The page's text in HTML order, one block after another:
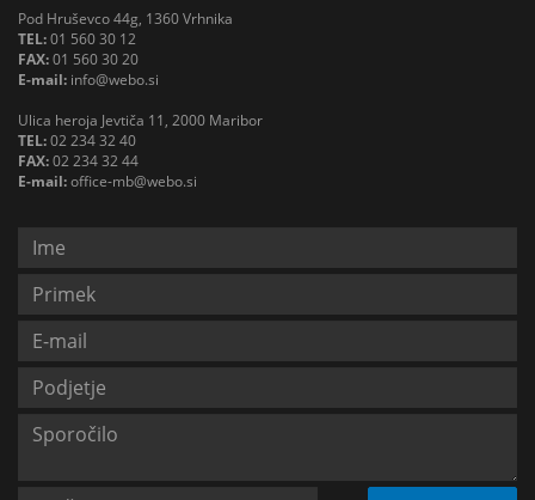
Pod Hruševco 44g, 1360 Vrhnika
TEL:01 560 30 12
FAX:01 560 30 20
E-mail: info@webo.si
Ulica heroja Jevtiča 11, 2000 Maribor
TEL:02 234 32 40
FAX:02 234 32 44
E-mail:office-mb@webo.si